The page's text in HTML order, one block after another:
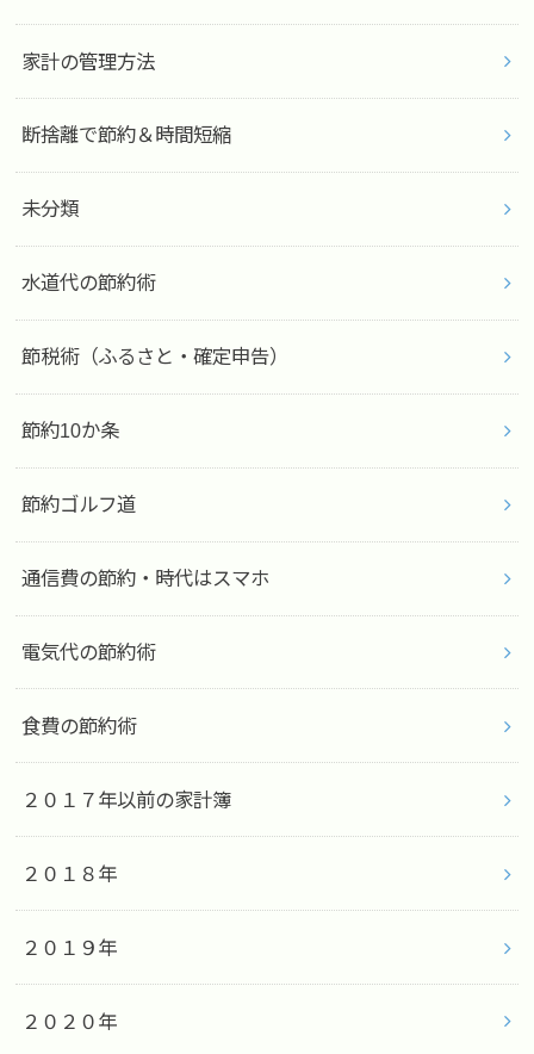
家計の管理方法
断捨離で節約＆時間短縮
未分類
水道代の節約術
節税術（ふるさと・確定申告）
節約10か条
節約ゴルフ道
通信費の節約・時代はスマホ
電気代の節約術
食費の節約術
２０１７年以前の家計簿
２０１８年
２０１９年
２０２０年